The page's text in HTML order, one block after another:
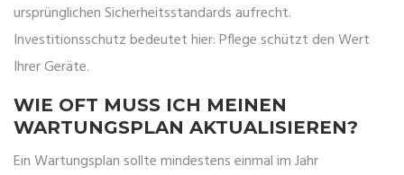
ursprünglichen Sicherheitsstandards aufrecht.
Investitionsschutz bedeutet hier: Pflege schützt den Wert
Ihrer Geräte.
WIE OFT MUSS ICH MEINEN
WARTUNGSPLAN AKTUALISIEREN?
Ein Wartungsplan sollte mindestens einmal im Jahr